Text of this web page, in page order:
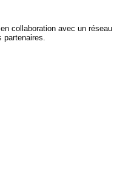
collaboration avec un réseau
partenaires.